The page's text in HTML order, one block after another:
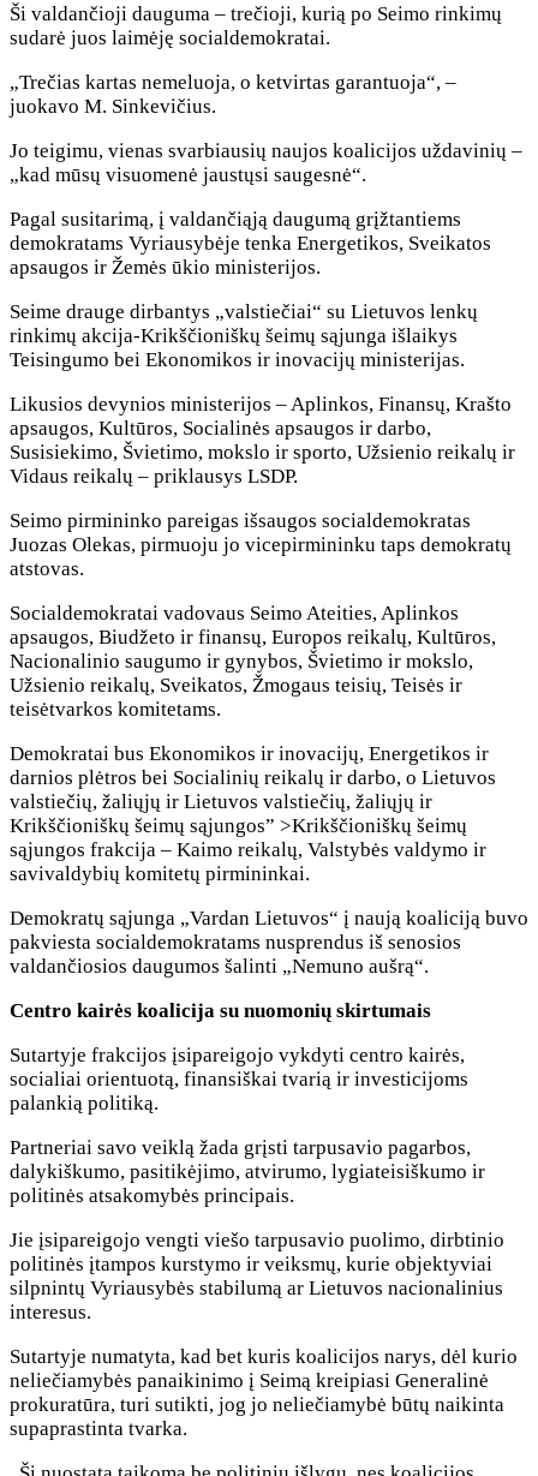
Ši valdančioji dauguma – trečioji, kurią po Seimo rinkimų
sudarė juos laimėję socialdemokratai.
„Trečias kartas nemeluoja, o ketvirtas garantuoja“, –
juokavo M. Sinkevičius.
Jo teigimu, vienas svarbiausių naujos koalicijos uždavinių –
„kad mūsų visuomenė jaustųsi saugesnė“.
Pagal susitarimą, į valdančiąją daugumą grįžtantiems
demokratams Vyriausybėje tenka Energetikos, Sveikatos
apsaugos ir Žemės ūkio ministerijos.
Seime drauge dirbantys „valstiečiai“ su Lietuvos lenkų
rinkimų akcija-Krikščioniškų šeimų sąjunga išlaikys
Teisingumo bei Ekonomikos ir inovacijų ministerijas.
Likusios devynios ministerijos – Aplinkos, Finansų, Krašto
apsaugos, Kultūros, Socialinės apsaugos ir darbo,
Susisiekimo, Švietimo, mokslo ir sporto, Užsienio reikalų ir
Vidaus reikalų – priklausys LSDP.
Seimo pirmininko pareigas išsaugos socialdemokratas
Juozas Olekas, pirmuoju jo vicepirmininku taps demokratų
atstovas.
Socialdemokratai vadovaus Seimo Ateities, Aplinkos
apsaugos, Biudžeto ir finansų, Europos reikalų, Kultūros,
Nacionalinio saugumo ir gynybos, Švietimo ir mokslo,
Užsienio reikalų, Sveikatos, Žmogaus teisių, Teisės ir
teisėtvarkos komitetams.
Demokratai bus Ekonomikos ir inovacijų, Energetikos ir
darnios plėtros bei Socialinių reikalų ir darbo, o Lietuvos
valstiečių, žaliųjų ir Lietuvos valstiečių, žaliųjų ir
Krikščioniškų šeimų sąjungos” >Krikščioniškų šeimų
sąjungos frakcija – Kaimo reikalų, Valstybės valdymo ir
savivaldybių komitetų pirmininkai.
Demokratų sąjunga „Vardan Lietuvos“ į naują koaliciją buvo
pakviesta socialdemokratams nusprendus iš senosios
valdančiosios daugumos šalinti „Nemuno aušrą“.
Centro kairės koalicija su nuomonių skirtumais
Sutartyje frakcijos įsipareigojo vykdyti centro kairės,
socialiai orientuotą, finansiškai tvarią ir investicijoms
palankią politiką.
Partneriai savo veiklą žada grįsti tarpusavio pagarbos,
dalykiškumo, pasitikėjimo, atvirumo, lygiateisiškumo ir
politinės atsakomybės principais.
Jie įsipareigojo vengti viešo tarpusavio puolimo, dirbtinio
politinės įtampos kurstymo ir veiksmų, kurie objektyviai
silpnintų Vyriausybės stabilumą ar Lietuvos nacionalinius
interesus.
Sutartyje numatyta, kad bet kuris koalicijos narys, dėl kurio
neliečiamybės panaikinimo į Seimą kreipiasi Generalinė
prokuratūra, turi sutikti, jog jo neliečiamybė būtų naikinta
supaprastinta tvarka.